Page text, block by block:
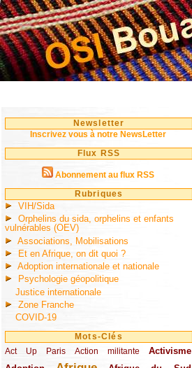
Newsletter
Inscrivez vous à notre NewsLetter
Flux RSS
Abonnement au flux RSS
Rubriques
VIH/Sida
Orphelins du sida, orphelins et enfants
vulnérables (OEV)
Associations, Mobilisations
Et en Afrique, on dit quoi ?
Adoption internationale et nationale
Psychologie géopolitique
Justice internationale
Zone Franche
COVID-19
Mots-Clés
Act Up Paris
(49/289) Action militante
(32/289) Activisme
(73/289)